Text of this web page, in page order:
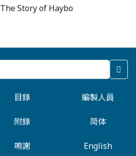
The Story of Haybo
目錄 編製人員
附錄 简体
鳴謝 English